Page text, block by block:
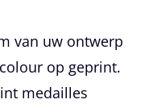
van uw ontwerp
op geprint.
medailles